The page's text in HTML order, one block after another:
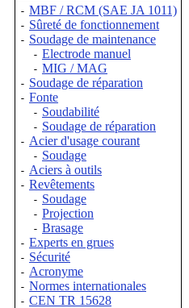
- MBF / RCM (SAE JA 1011)
- Sûreté de fonctionnement
- Soudage de maintenance
- Electrode manuel
- MIG / MAG
- Soudage de réparation
- Fonte
- Soudabilité
- Soudage de réparation
- Acier d'usage courant
- Soudage
- Aciers à outils
- Revêtements
- Soudage
- Projection
- Brasage
- Experts en grues
- Sécurité
- Acronyme
- Normes internationales
- CEN TR 15628